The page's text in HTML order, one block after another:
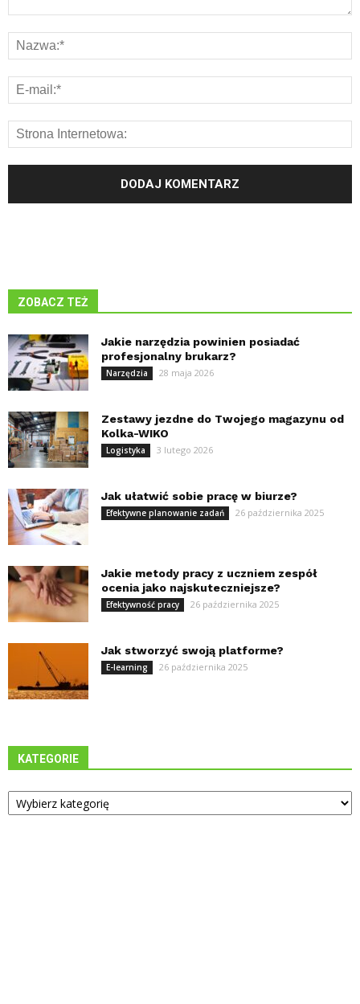
ZOBACZ TEŻ
Jakie narzędzia powinien posiadać
profesjonalny brukarz?
Narzędzia 28 maja 2026
Zestawy jezdne do Twojego magazynu od
Kolka-WIKO
Logistyka 3 lutego 2026
Jak ułatwić sobie pracę w biurze?
Efektywne planowanie zadań 26 października 2025
Jakie metody pracy z uczniem zespół
ocenia jako najskuteczniejsze?
Efektywność pracy 26 października 2025
Jak stworzyć swoją platforme?
E-learning 26 października 2025
KATEGORIE
Kategorie